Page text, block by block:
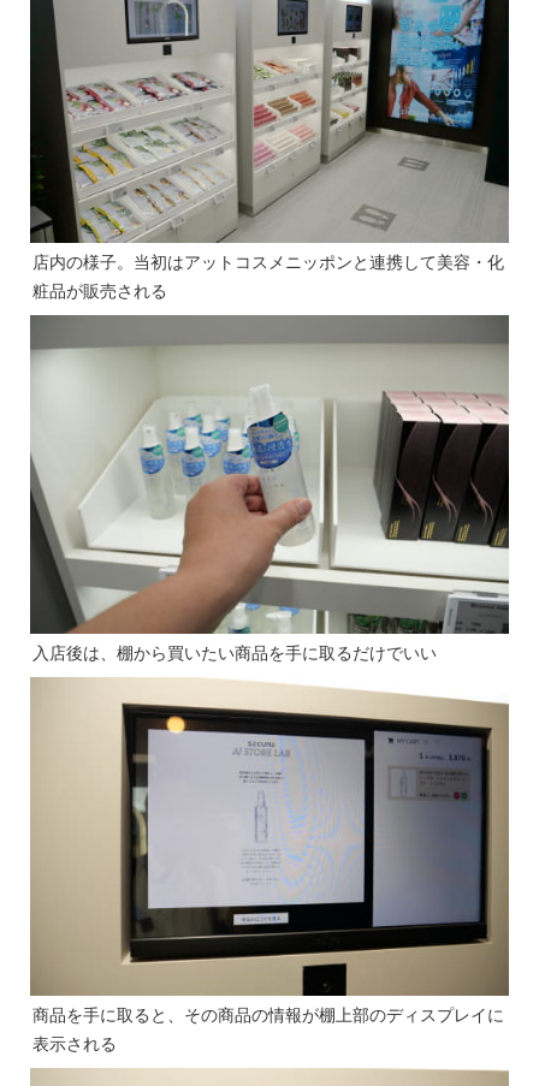
店内の様子。当初はアットコスメニッポンと連携して美容・化
粧品が販売される
入店後は、棚から買いたい商品を手に取るだけでいい
商品を手に取ると、その商品の情報が棚上部のディスプレイに
表示される